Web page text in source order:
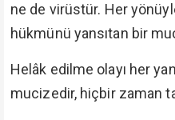
ne de virüstür. Her
hükmünü yansıtan bir
Helâk edilme olayı her
mucizedir, hiçbir zaman